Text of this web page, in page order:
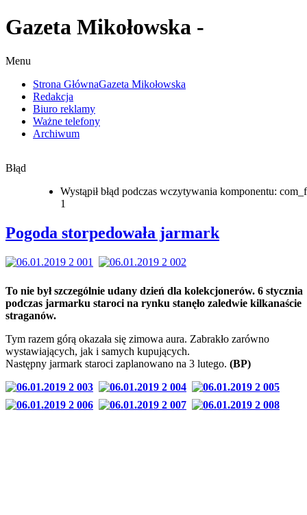
Gazeta Mikołowska -
Menu
Strona GłównaGazeta Mikołowska
Redakcja
Biuro reklamy
Ważne telefony
Archiwum
Błąd
Wystąpił błąd podczas wczytywania komponentu:
1
Pogoda storpedowała jarmark
To nie był szczególnie udany dzień dla kolekcjonerów. 6 stycznia
podczas jarmarku staroci na rynku stanęło zaledwie kilkanaście
straganów.
Tym razem górą okazała się zimowa aura. Zabrakło zarówno
wystawiających, jak i samych kupujących.
Następny jarmark staroci zaplanowano na 3 lutego. (BP)